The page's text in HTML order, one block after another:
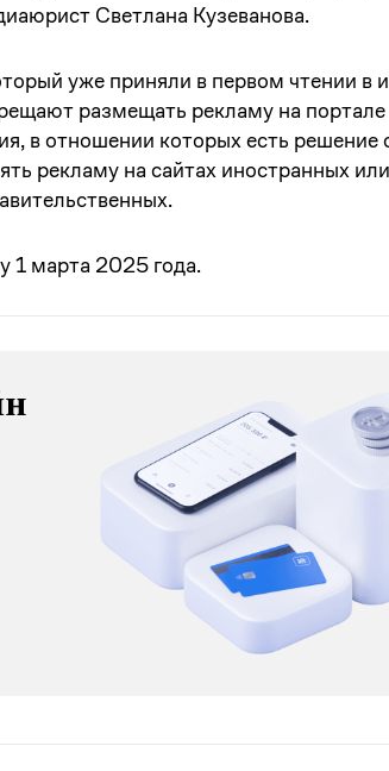
Светлана Кузеванова.
уже приняли в первом чтении в
размещать рекламу на
в отношении которых есть решение
рекламу на сайтах иностранных или
1 марта 2025 года.